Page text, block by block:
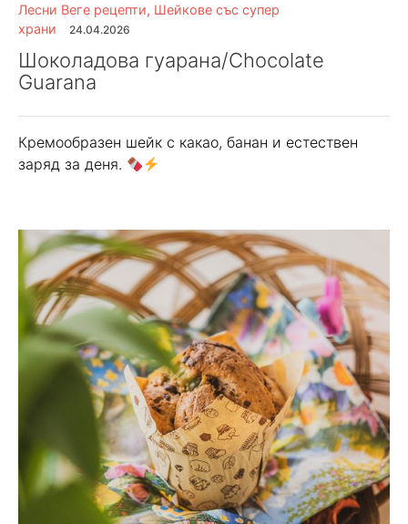
Лесни Веге рецепти, Шейкове със супер
храни
24.04.2026
Шоколадова гуарана/Chocolate
Guarana
Кремообразен шейк с какао, банан и естествен
заряд за деня.